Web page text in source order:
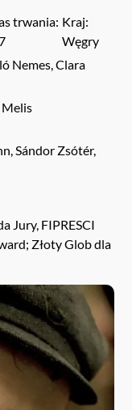
trwania: Kraj:
Węgry
Nemes, Clara
Melis
Sándor Zsótér,
Jury, FIPRESCI
Złoty Glob dla